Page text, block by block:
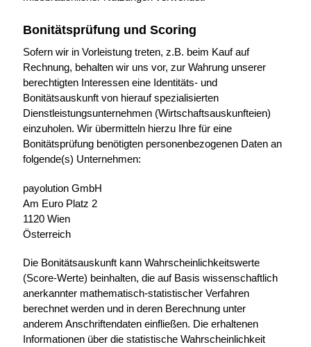
Bonitätsprüfung und Scoring
Sofern wir in Vorleistung treten, z.B. beim Kauf auf
Rechnung, behalten wir uns vor, zur Wahrung unserer
berechtigten Interessen eine Identitäts- und
Bonitätsauskunft von hierauf spezialisierten
Dienstleistungsunternehmen (Wirtschaftsauskunfteien)
einzuholen. Wir übermitteln hierzu Ihre für eine
Bonitätsprüfung benötigten personenbezogenen Daten an
folgende(s) Unternehmen:
payolution GmbH
Am Euro Platz 2
1120 Wien
Österreich
Die Bonitätsauskunft kann Wahrscheinlichkeitswerte
(Score-Werte) beinhalten, die auf Basis wissenschaftlich
anerkannter mathematisch-statistischer Verfahren
berechnet werden und in deren Berechnung unter
anderem Anschriftendaten einfließen. Die erhaltenen
Informationen über die statistische Wahrscheinlichkeit